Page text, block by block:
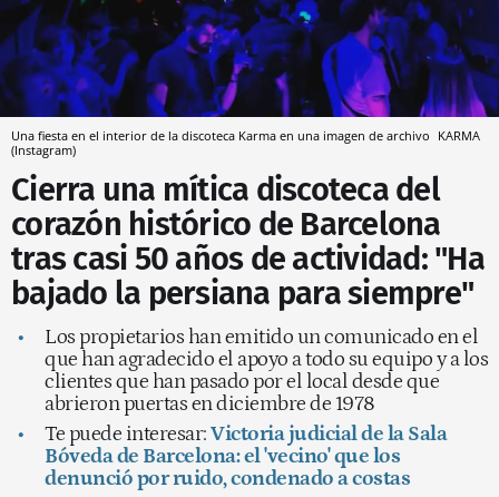
Una fiesta en el interior de la discoteca Karma en una imagen de archivo KARMA
(Instagram)
Cierra una mítica discoteca del
corazón histórico de Barcelona
tras casi 50 años de actividad: "Ha
bajado la persiana para siempre"
Los propietarios han emitido un comunicado en el
que han agradecido el apoyo a todo su equipo y a los
clientes que han pasado por el local desde que
abrieron puertas en diciembre de 1978
Te puede interesar:Victoria judicial de la Sala
Bóveda de Barcelona: el 'vecino' que los
denunció por ruido, condenado a costas